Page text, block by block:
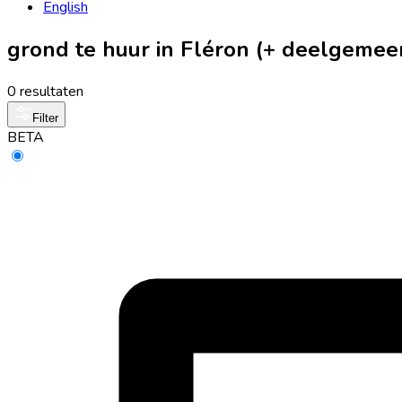
English
grond te huur in Fléron (+
0 resultaten
Filter
BETA